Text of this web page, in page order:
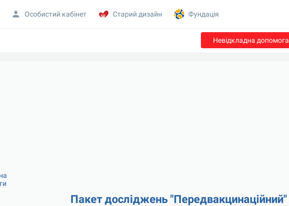
Невідкладна допомога
Пакет досліджень "Передвакцинаційний"
Особистий кабінет Старий дизайн Фундація